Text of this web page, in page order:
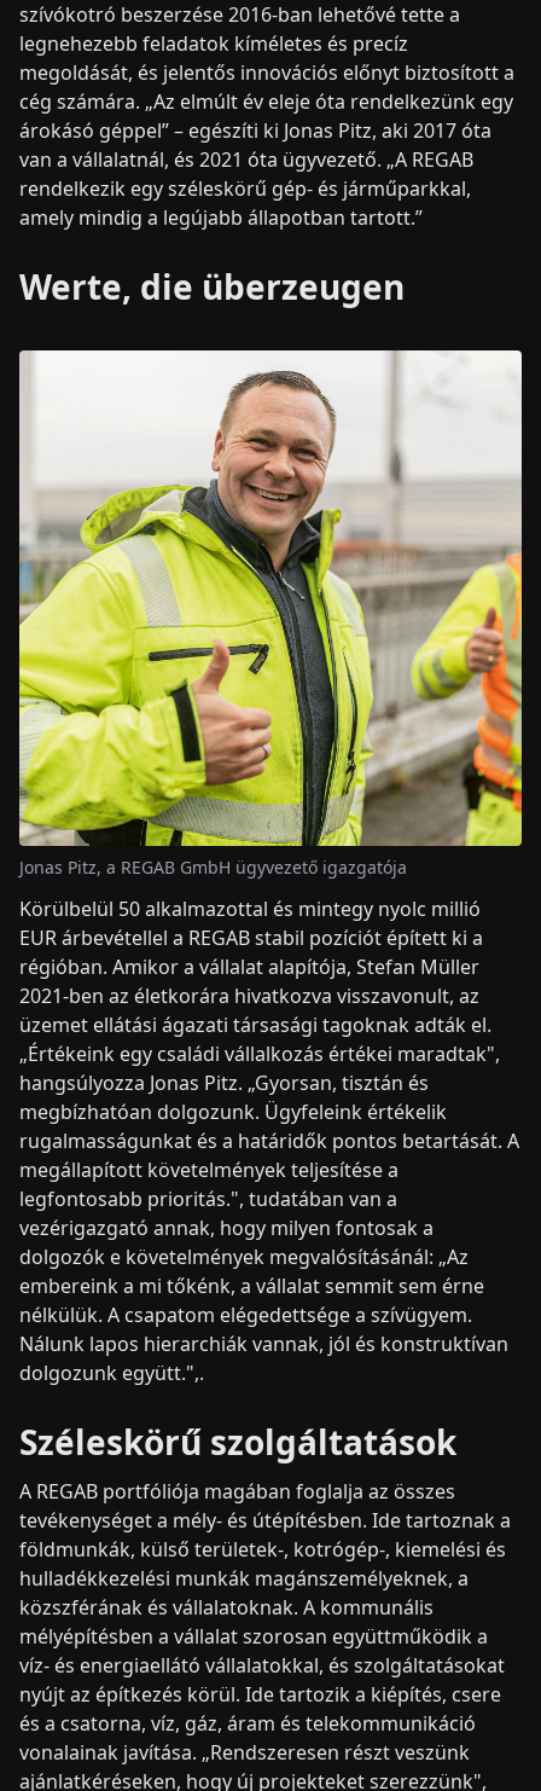
szívókotró beszerzése 2016-ban lehetővé tette a
legnehezebb feladatok kíméletes és precíz
megoldását, és jelentős innovációs előnyt biztosított a
cég számára. „Az elmúlt év eleje óta rendelkezünk egy
árokásó géppel” – egészíti ki Jonas Pitz, aki 2017 óta
van a vállalatnál, és 2021 óta ügyvezető. „A REGAB
rendelkezik egy széleskörű gép- és járműparkkal,
amely mindig a legújabb állapotban tartott.”
Werte, die überzeugen
Jonas Pitz, a REGAB GmbH ügyvezető igazgatója
Körülbelül 50 alkalmazottal és mintegy nyolc millió
EUR árbevétellel a REGAB stabil pozíciót épített ki a
régióban. Amikor a vállalat alapítója, Stefan Müller
2021-ben az életkorára hivatkozva visszavonult, az
üzemet ellátási ágazati társasági tagoknak adták el.
„Értékeink egy családi vállalkozás értékei maradtak",
hangsúlyozza Jonas Pitz. „Gyorsan, tisztán és
megbízhatóan dolgozunk. Ügyfeleink értékelik
rugalmasságunkat és a határidők pontos betartását. A
megállapított követelmények teljesítése a
legfontosabb prioritás.", tudatában van a
vezérigazgató annak, hogy milyen fontosak a
dolgozók e követelmények megvalósításánál: „Az
embereink a mi tőkénk, a vállalat semmit sem érne
nélkülük. A csapatom elégedettsége a szívügyem.
Nálunk lapos hierarchiák vannak, jól és konstruktívan
dolgozunk együtt.",.
Széleskörű szolgáltatások
A REGAB portfóliója magában foglalja az összes
tevékenységet a mély- és útépítésben. Ide tartoznak a
földmunkák, külső területek-, kotrógép-, kiemelési és
hulladékkezelési munkák magánszemélyeknek, a
közszférának és vállalatoknak. A kommunális
mélyépítésben a vállalat szorosan együttműködik a
víz- és energiaellátó vállalatokkal, és szolgáltatásokat
nyújt az építkezés körül. Ide tartozik a kiépítés, csere
és a csatorna, víz, gáz, áram és telekommunikáció
vonalainak javítása. „Rendszeresen részt veszünk
ajánlatkéréseken, hogy új projekteket szerezzünk",